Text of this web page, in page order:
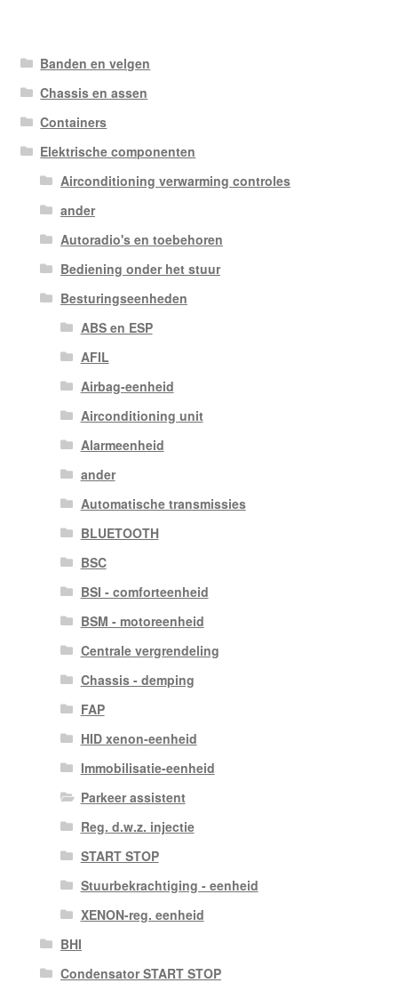
Banden en velgen
Chassis en assen
Containers
Elektrische componenten
Airconditioning verwarming controles
ander
Autoradio's en toebehoren
Bediening onder het stuur
Besturingseenheden
ABS en ESP
AFIL
Airbag-eenheid
Airconditioning unit
Alarmeenheid
ander
Automatische transmissies
BLUETOOTH
BSC
BSI - comforteenheid
BSM - motoreenheid
Centrale vergrendeling
Chassis - demping
FAP
HID xenon-eenheid
Immobilisatie-eenheid
Parkeer assistent
Reg. d.w.z. injectie
START STOP
Stuurbekrachtiging - eenheid
XENON-reg. eenheid
BHI
Condensator START STOP